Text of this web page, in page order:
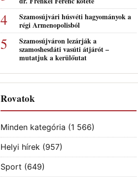
Szamosújvári húsvéti hagyományok a
régi Armenopolisból
Szamosújváron lezárják a
szamoshesdáti vasúti átjárót –
mutatjuk a kerülőutat
Rovatok
Minden kategória (1 566)
Helyi hírek (957)
Sport (649)